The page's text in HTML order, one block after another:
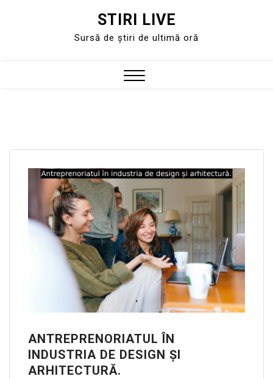
STIRI LIVE
Sursă de știri de ultimă oră
ANTREPRENORIATUL ÎN
INDUSTRIA DE DESIGN ȘI
ARHITECTURĂ.